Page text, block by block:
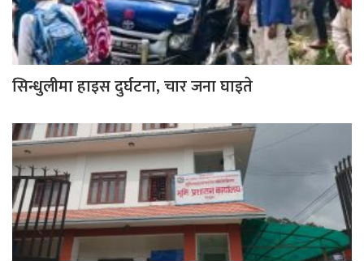
सिन्धुलीमा हाइस दुर्घटना, चार जना घाइते